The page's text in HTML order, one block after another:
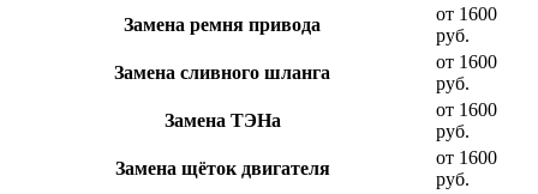
Замена ремня привода
от 1600
руб.
Замена сливного шланга
от 1600
руб.
Замена ТЭНа
от 1600
руб.
Замена щёток двигателя
от 1600
руб.